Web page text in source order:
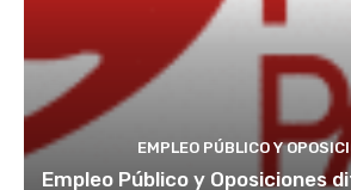
EMPLEO PÚBLICO Y
Empleo Público y Oposiciones